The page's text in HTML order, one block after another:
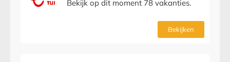
Bekijk op dit moment 78 vakanties.
Bekijken